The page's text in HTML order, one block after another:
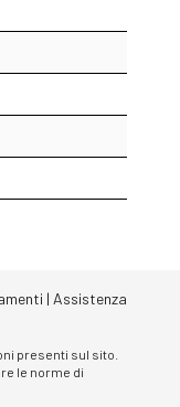
| Assistenza
presenti sul sito.
le norme di